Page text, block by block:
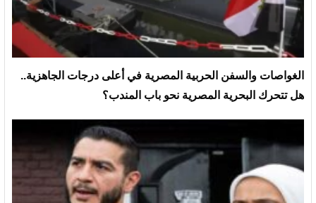
الغواصات والسفن الحربية المصرية في أعلى درجات الجاهزية..
هل تتحرك البحرية المصرية نحو باب المندب؟